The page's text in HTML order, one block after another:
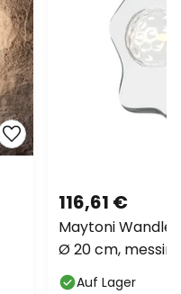
116,61 €
Maytoni
Ø 20 cm,
Auf Lager